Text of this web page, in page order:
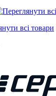
всі товари